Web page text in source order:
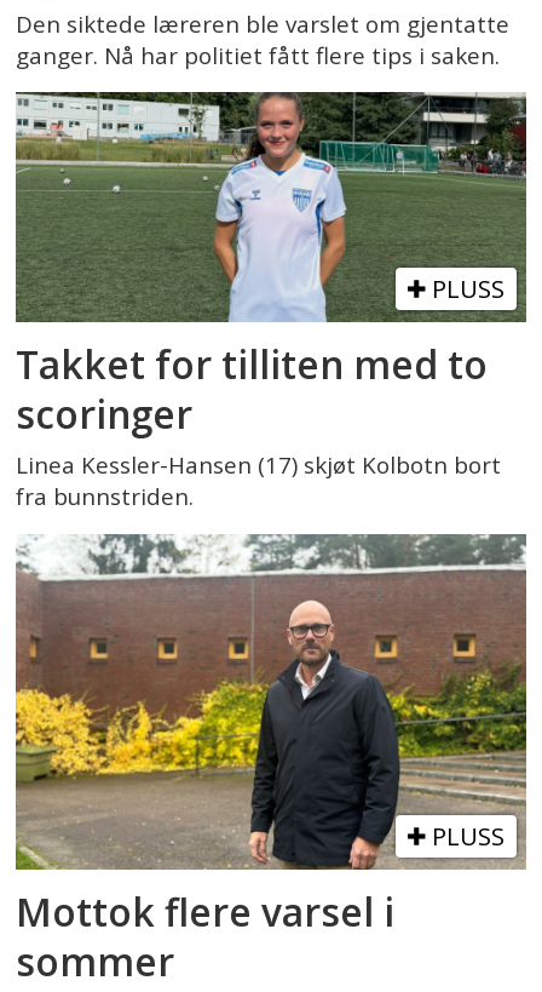
Den siktede læreren ble varslet om gjentatte
ganger. Nå har politiet fått flere tips i saken.
PLUSS
Takket for tilliten med to
scoringer
Linea Kessler-Hansen (17) skjøt Kolbotn bort
fra bunnstriden.
PLUSS
Mottok flere varsel i
sommer